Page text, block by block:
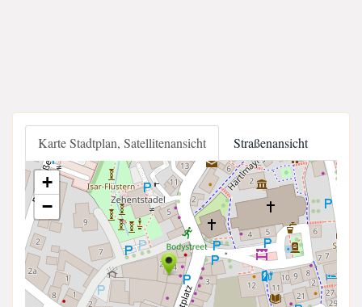
Karte Stadtplan, Satellitenansicht Straßenansicht
+
−